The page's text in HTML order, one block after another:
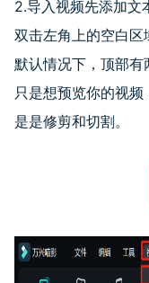
2.导入视频先添加文
双击左角上的空白区
默认情况下，顶部
只是想预览你的视
是是修剪和切割。